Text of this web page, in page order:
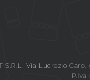
S.R.L. Via Lucrezio
P.Iva